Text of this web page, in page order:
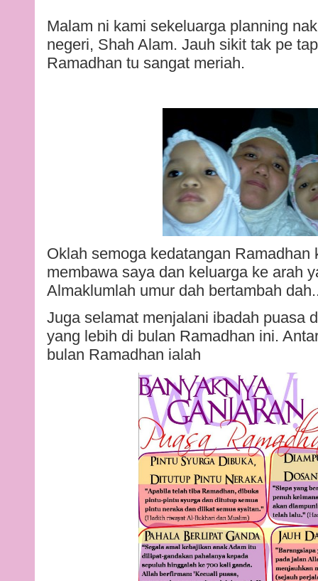
Malam ni kami sekeluarga planning
negeri, Shah Alam. Jauh sikit tak pe
Ramadhan tu sangat meriah.
Oklah semoga kedatangan Ramadhan
membawa saya dan keluarga ke arah
Almaklumlah umur dah bertambah
Juga selamat menjalani ibadah puasa
yang lebih di bulan Ramadhan ini.
bulan Ramadhan ialah